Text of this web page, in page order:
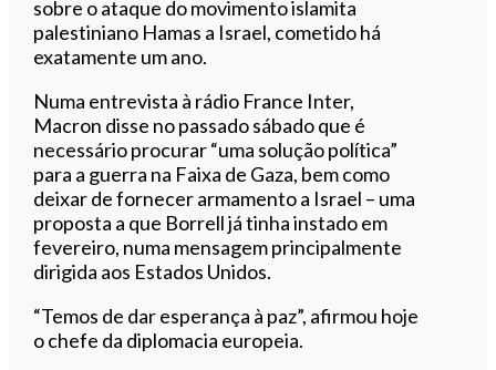
sobre o ataque do movimento islamita
palestiniano Hamas a Israel, cometido há
exatamente um ano.
Numa entrevista à rádio France Inter,
Macron disse no passado sábado que é
necessário procurar “uma solução política”
para a guerra na Faixa de Gaza, bem como
deixar de fornecer armamento a Israel – uma
proposta a que Borrell já tinha instado em
fevereiro, numa mensagem principalmente
dirigida aos Estados Unidos.
“Temos de dar esperança à paz”, afirmou hoje
o chefe da diplomacia europeia.